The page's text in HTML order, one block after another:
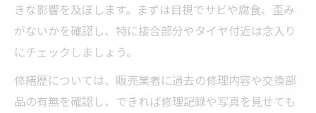
きな影響を及ぼします。まずは目視でサビや腐食、歪み
がないかを確認し、特に接合部分やタイヤ付近は念入り
にチェックしましょう。
修繕歴については、販売業者に過去の修理内容や交換部
品の有無を確認し、できれば修理記録や写真を見せても